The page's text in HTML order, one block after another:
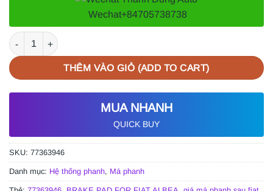
Wechat+84705738738
MÁ PHANH SAU FIAT ALBEA số lượng
THÊM VÀO GIỎ (ADD TO CART)
MUA NHANH
QUICK BUY
SKU: 77363946
Danh mục: Hệ thống phanh, Má phanh